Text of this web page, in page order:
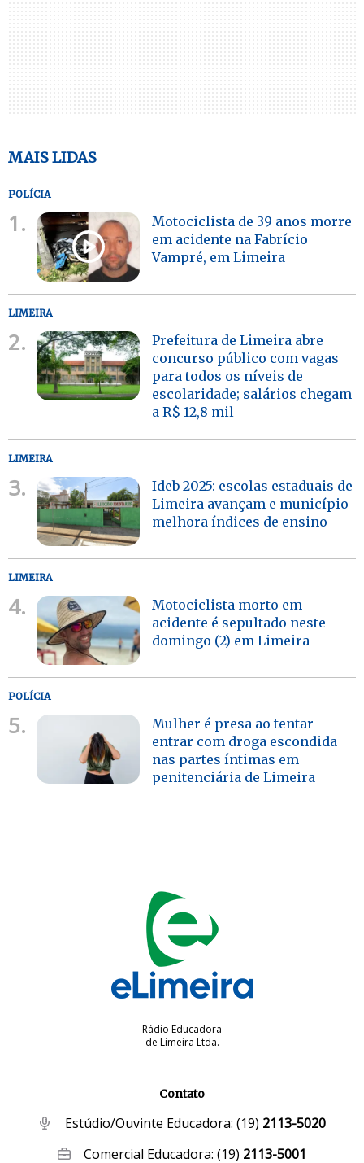
MAIS LIDAS
POLÍCIA
1.
Motociclista de 39 anos morre
em acidente na Fabrício
Vampré, em Limeira
LIMEIRA
2.
Prefeitura de Limeira abre
concurso público com vagas
para todos os níveis de
escolaridade; salários chegam
a R$ 12,8 mil
LIMEIRA
3.
Ideb 2025: escolas estaduais de
Limeira avançam e município
melhora índices de ensino
LIMEIRA
4.
Motociclista morto em
acidente é sepultado neste
domingo (2) em Limeira
POLÍCIA
5.
Mulher é presa ao tentar
entrar com droga escondida
nas partes íntimas em
penitenciária de Limeira
Rádio Educadora
de Limeira Ltda.
Contato
Estúdio/Ouvinte Educadora: (19) 2113-5020
Comercial Educadora:(19) 2113-5001